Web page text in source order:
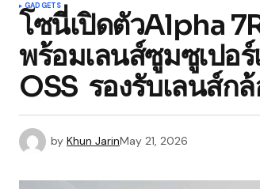
GADGETS
โซนี่เปิดตัวAlpha
พร้อมเลนส์ซูมซูเปอ
OSS รองรับเลนส์ก
by Khun JarinMay 21, 2026